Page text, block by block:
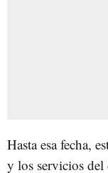
Hasta esa fecha,
y los servicios del